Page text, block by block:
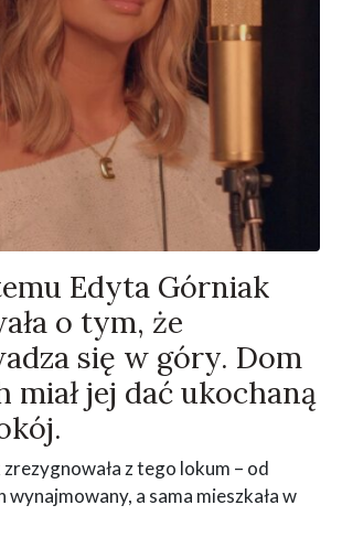
Edyta Górniak
o tym, że
się w góry. Dom
miał jej dać ukochaną
z tego lokum – od
a sama mieszkała w